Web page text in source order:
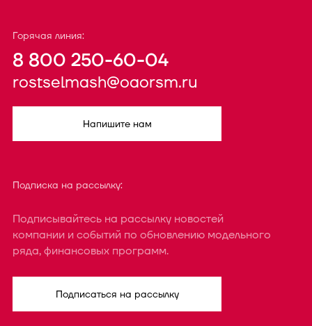
Горячая линия:
8 800 250-60-04
rostselmash@oaorsm.ru
Напишите нам
Подписка на рассылку:
Подписывайтесь на рассылку новостей
компании и событий по обновлению модельного
ряда, финансовых программ.
Подписаться на рассылку